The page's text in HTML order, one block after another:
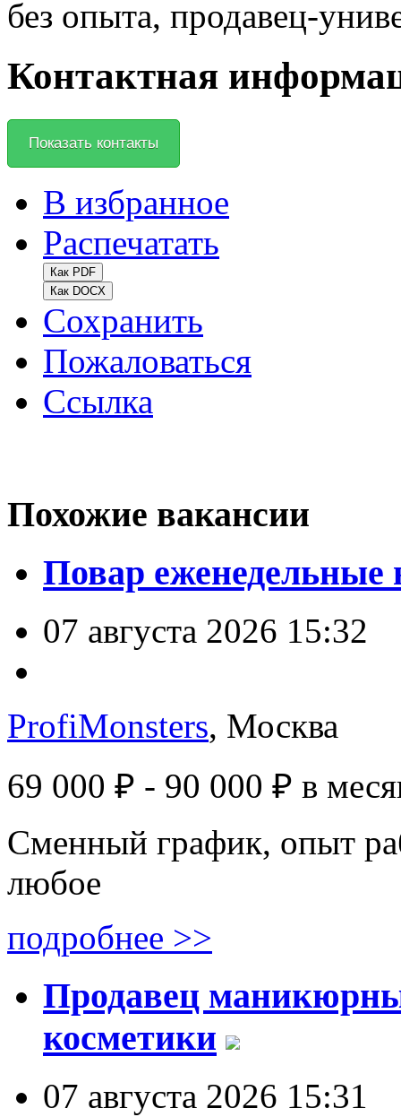
без опыта, продавец-
Контактная
Показать контакты
В избранное
Распечатать
Как PDF
Как DOCX
Сохранить
Пожаловаться
Ссылка
Похожие вакансии
Повар
07 августа 2026 15:32
ProfiMonsters, Москва
69 000 ₽ - 90 000 ₽ в
Сменный график, опыт
любое
подробнее >>
Продавец
косметики
07 августа 2026 15:31